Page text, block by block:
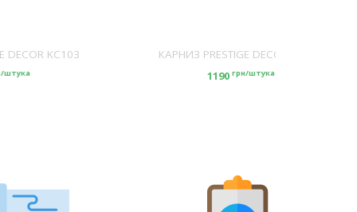
DECOR KC103
штука
КАРНИЗ PRESTIGE DECOR KC104
1190 грн/штука